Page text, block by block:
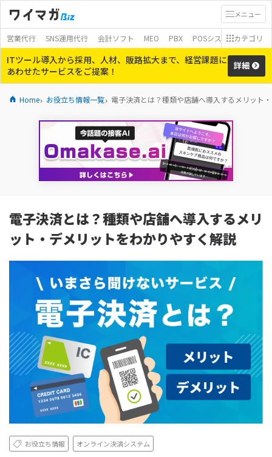
メニュー
営業代行 SNS運用代行 会計ソフト MEO PBX POSシステム モバイ
カテゴリ
ITツール導入から採用、人材、販路拡大まで、経営課題に
あわせたサービスをご提案！
詳細
Home お役立ち情報一覧 電子決済とは？種類や店舗へ導入するメリット
電子決済とは？種類や店舗へ導入するメリ
ット・デメリットをわかりやすく解説
お役立ち情報 オンライン決済システム